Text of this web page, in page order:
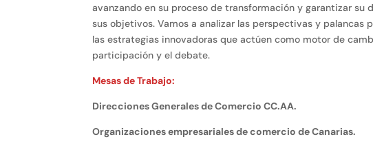
avanzando en su proceso de transformación y garantizar su
sus objetivos. Vamos a analizar las perspectivas y
las estrategias innovadoras que actúen como motor de
participación y el debate.
Mesas de Trabajo:
Direcciones Generales de Comercio CC.AA.
Organizaciones empresariales de comercio de Canarias.